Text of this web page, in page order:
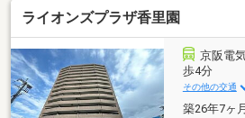
ライオンズプラザ香里園
京阪電
歩4分
その他の交通
築26年7ヶ